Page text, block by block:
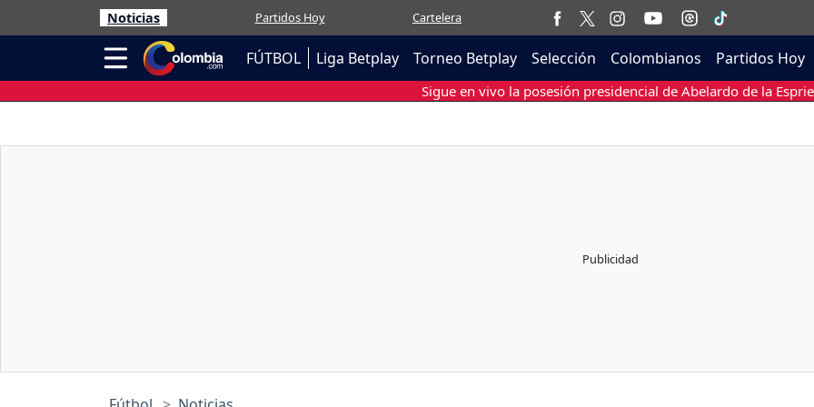
Noticias Partidos Hoy Cartelera
FÚTBOL Liga Betplay Torneo Betplay Selección Colombianos Partidos Hoy
Sigue en vivo la posesión presidencial de Abelardo de la